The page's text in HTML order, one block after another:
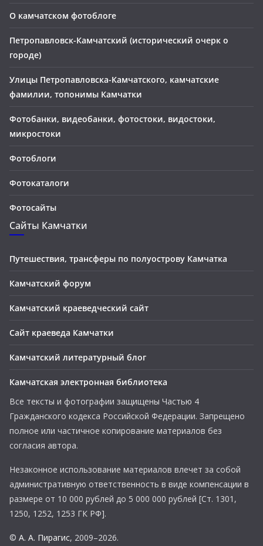
О камчатском фотоблоге
Петропавловск-Камчатский (исторический очерк о
городе)
Улицы Петропавловска-Камчатского, камчатские
фамилии, топонимы Камчатки
Фотобанки, видеобанки, фотостоки, видостоки,
микростоки
Фотоблоги
Фотокаталоги
Фотосайты
Сайты Камчатки
Путешествия, трансферы по полуострову Камчатка
Камчатский форум
Камчатский краеведческий сайт
Сайт краеведа Камчатки
Камчатский литературный блог
Камчатская электронная библиотека
Все тексты и фотографии защищены Частью 4
Гражданского кодекса Российской Федерации. Запрещено
полное или частичное копирование материалов без
согласия автора.
Незаконное использование материалов влечет за собой
административную ответственность в виде компенсации в
размере от 10 000 рублей до 5 000 000 рублей [Ст. 1301,
1250, 1252, 1253 ГК РФ].
© А. А. Пирагис, 2009–2026.